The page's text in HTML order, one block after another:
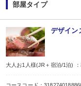
部屋タイプ
デザイン
大人お1人様(JR＋宿泊/1泊) ：